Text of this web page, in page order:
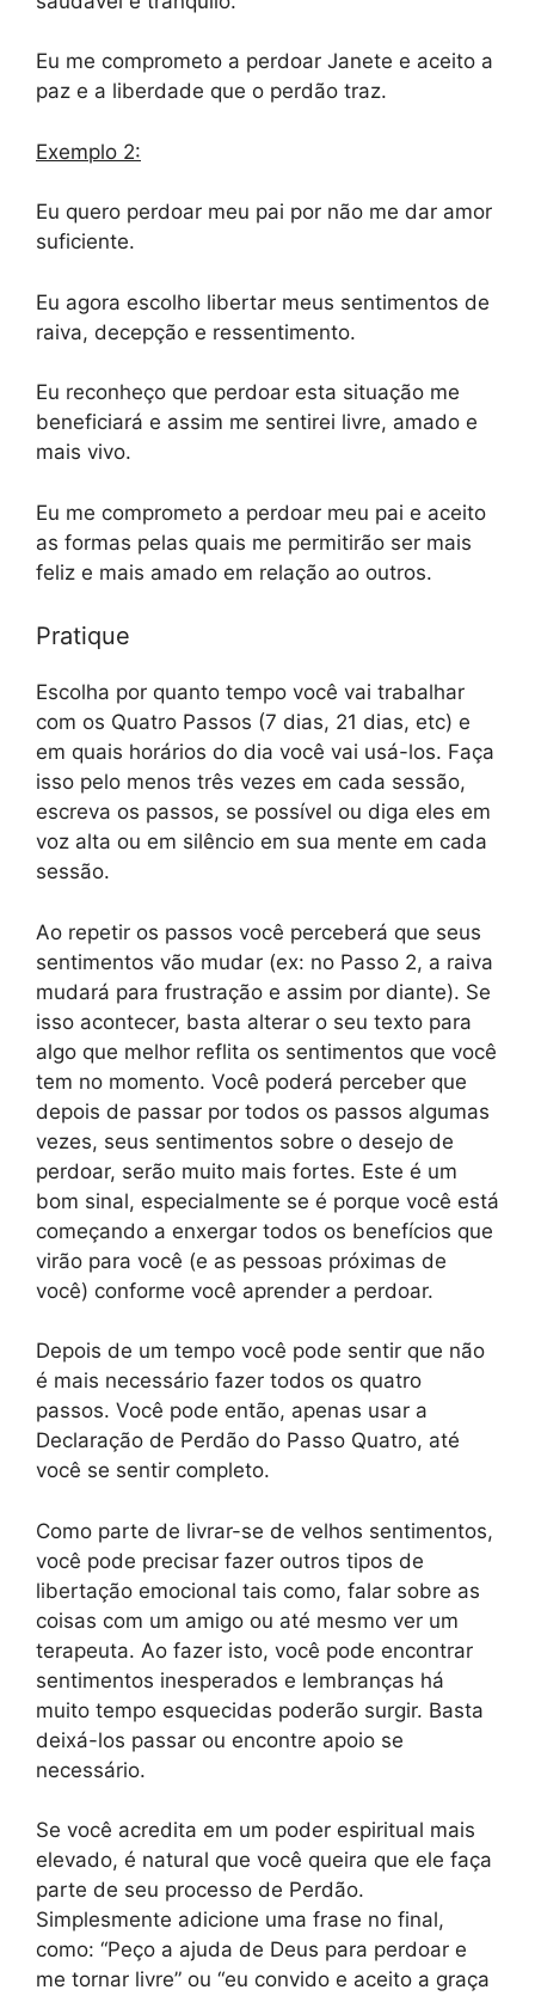
Eu me comprometo a perdoar Janete e aceito a
paz e a liberdade que o perdão traz.
Exemplo 2:
Eu quero perdoar meu pai por não me dar amor
suficiente.
Eu agora escolho libertar meus sentimentos de
raiva, decepção e ressentimento.
Eu reconheço que perdoar esta situação me
beneficiará e assim me sentirei livre, amado e
mais vivo.
Eu me comprometo a perdoar meu pai e aceito
as formas pelas quais me permitirão ser mais
feliz e mais amado em relação ao outros.
Pratique
Escolha por quanto tempo você vai trabalhar
com os Quatro Passos (7 dias, 21 dias, etc) e
em quais horários do dia você vai usá-los. Faça
isso pelo menos três vezes em cada sessão,
escreva os passos, se possível ou diga eles em
voz alta ou em silêncio em sua mente em cada
sessão.
Ao repetir os passos você perceberá que seus
sentimentos vão mudar (ex: no Passo 2, a raiva
mudará para frustração e assim por diante). Se
isso acontecer, basta alterar o seu texto para
algo que melhor reflita os sentimentos que você
tem no momento. Você poderá perceber que
depois de passar por todos os passos algumas
vezes, seus sentimentos sobre o desejo de
perdoar, serão muito mais fortes. Este é um
bom sinal, especialmente se é porque você está
começando a enxergar todos os benefícios que
virão para você (e as pessoas próximas de
você) conforme você aprender a perdoar.
Depois de um tempo você pode sentir que não
é mais necessário fazer todos os quatro
passos. Você pode então, apenas usar a
Declaração de Perdão do Passo Quatro, até
você se sentir completo.
Como parte de livrar-se de velhos sentimentos,
você pode precisar fazer outros tipos de
libertação emocional tais como, falar sobre as
coisas com um amigo ou até mesmo ver um
terapeuta. Ao fazer isto, você pode encontrar
sentimentos inesperados e lembranças há
muito tempo esquecidas poderão surgir. Basta
deixá-los passar ou encontre apoio se
necessário.
Se você acredita em um poder espiritual mais
elevado, é natural que você queira que ele faça
parte de seu processo de Perdão.
Simplesmente adicione uma frase no final,
como: “Peço a ajuda de Deus para perdoar e
me tornar livre” ou “eu convido e aceito a graça